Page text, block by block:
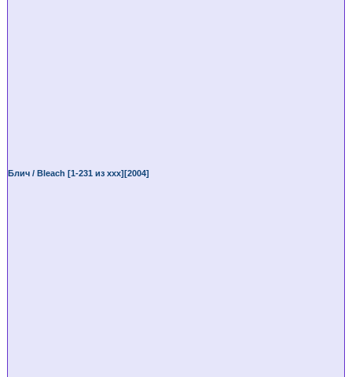
Блич / Bleach [1-231 из ххх][2004]